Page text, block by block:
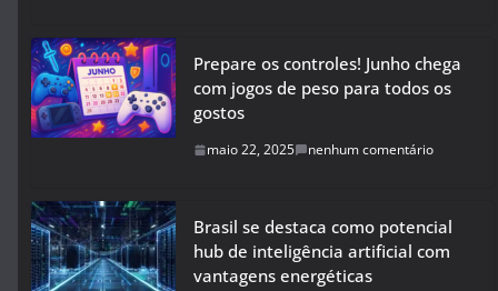
Prepare os controles! Junho chega
com jogos de peso para todos os
gostos
maio 22, 2025 nenhum comentário
Brasil se destaca como potencial
hub de inteligência artificial com
vantagens energéticas